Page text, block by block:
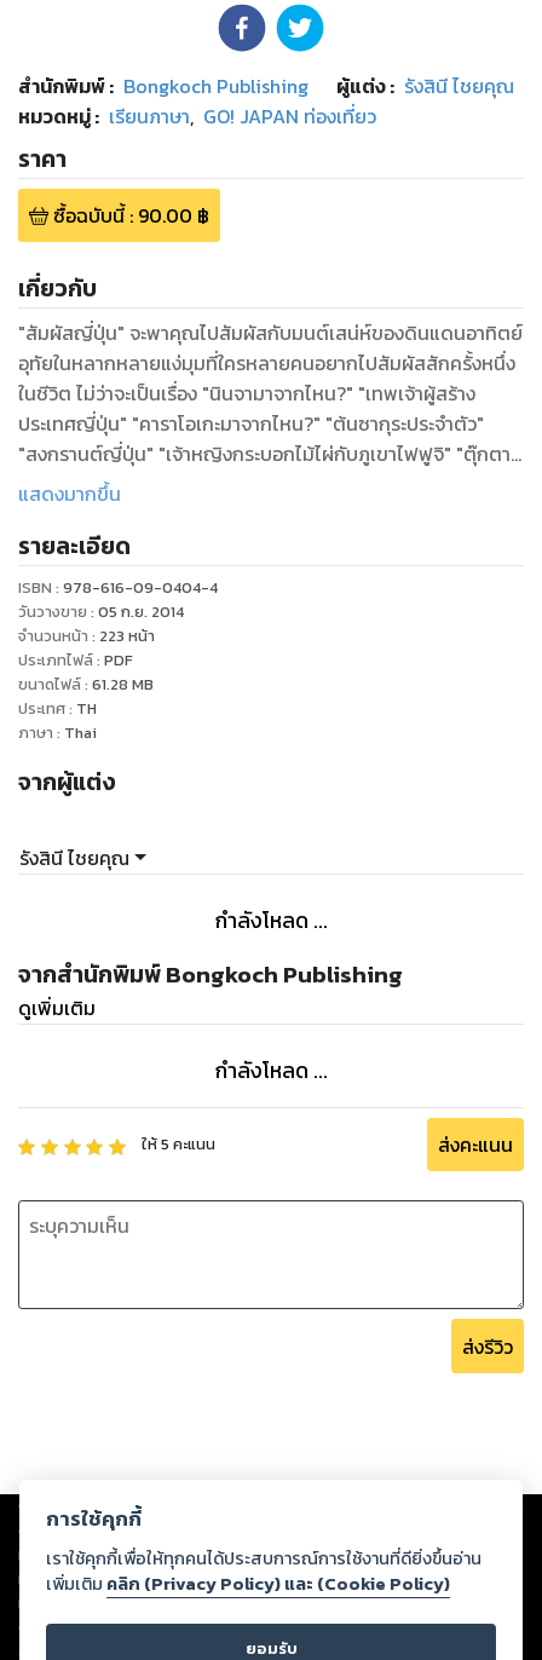
สำนักพิมพ์: Bongkoch Publishing ผู้แต่ง : รังสินี ไชยคุณ
หมวดหมู่: เรียนภาษา, GO! JAPAN ท่องเที่ยว
ราคา
ซื้อฉบับนี้: 90.00 ฿
เกี่ยวกับ
"สัมผัสญี่ปุ่น" จะพาคุณไปสัมผัสกับมนต์เสน่ห์ของดินแดนอาทิตย์
อุทัยในหลากหลายแง่มุมที่ใครหลายคนอยากไปสัมผัสสักครั้งหนึ่ง
ในชีวิต ไม่ว่าจะเป็นเรื่อง "นินจามาจากไหน?" "เทพเจ้าผู้สร้าง
ประเทศญี่ปุ่น" "คาราโอเกะมาจากไหน?" "ต้นซากุระประจำตัว"
"สงกรานต์ญี่ปุ่น" "เจ้าหญิงกระบอกไม้ไผ่กับภูเขาไฟฟูจิ" "ตุ๊กตา
ดารุมะ" และอีกหลายเรื่องราวเกี่ยวกับประเทศญี่ปุ่น ซึ่งถ่ายทอด
แล้วคุณจะได้สัมผัสกับดินแดนมนต์เสน่ห์ที่คุณไม่เคยสัมผัสมา
ก่อน
แสดงมากขึ้น
รายละเอียด
ISBN : 978-616-09-0404-4
วันวางขาย : 05 ก.ย. 2014
จำนวนหน้า : 223 หน้า
ประเภทไฟล์: PDF
ขนาดไฟล์: 61.28 MB
ประเทศ: TH
ภาษา : Thai
จากผู้แต่ง
รังสินี ไชยคุณ
กำลังโหลด ...
จากสำนักพิมพ์ Bongkoch Publishing
ดูเพิ่มเติม
กำลังโหลด ...
ให้5 คะแนน ส่งคะแนน
ส่งรีวิว
Copyright © 2026
ต่อผลงานหรือเนื้อหาใดที่อัปโหลดผ่านเว็บไซต์และปรากฏว่าละเมิดสิทธิใน
ทรัพย์สินทางปัญญาของบุคคลอื่นหรือขัดต่อกฎหมายและศีลธรรม ดังนั้น ผู้อ่าน
ทุกท่านโปรดใช้วิจารณญาณในการกลั่นกรองด้วยตนเอง และหากท่านพบว่าส่วน
หนึ่งส่วนใดขัดต่อกฎหมายและศีลธรรม กรุณาแจ้งมายังบริษัท เพื่อทีมงานจะได้
ดำเนินการในทันที ทั้งนี้ ทางสตอรี่ล็อกขอสงวนลิขสิทธิ์ตามพระราชบัญญัติ
ลิขสิทธิ์ พ.ศ. 2537 (ฉบับล่าสุด)
การใช้คุกกี้
เราใช้คุกกี้เพื่อให้ทุกคนได้ประสบการณ์การใช้งานที่ดียิ่งขึ้นอ่าน
เพิ่มเติม คลิก (Privacy Policy) และ (Cookie Policy)
ยอมรับ